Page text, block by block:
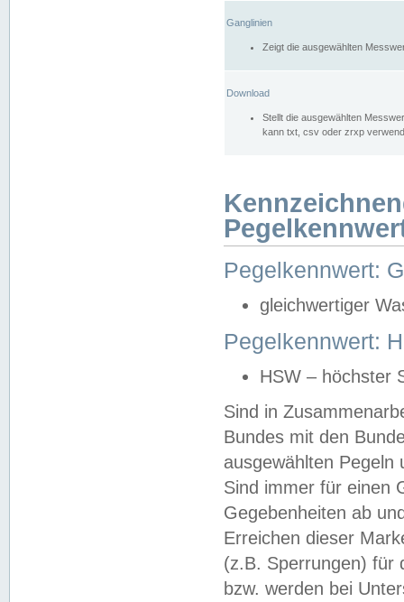
Ganglinien
Zeigt die ausgewählten
Download
Stellt die ausgewählten
kann txt, csv oder zrxp
Pegelkennwert:
gleichwertiger
Pegelkennwert:
HSW – höchster
Sind in
Bundes mit den
ausgewählten
Sind immer für einen
Gegebenheiten ab
Erreichen dieser
(z.B. Sperrungen) für
bzw. werden bei